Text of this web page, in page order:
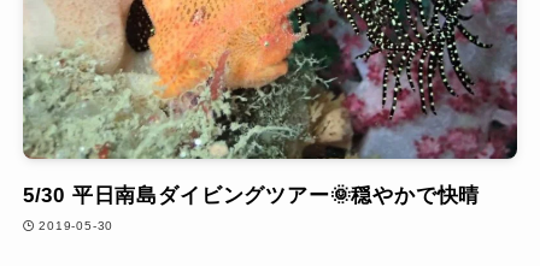
5/30 平日南島ダイビングツアー🌞穏やかで快晴
2019-05-30